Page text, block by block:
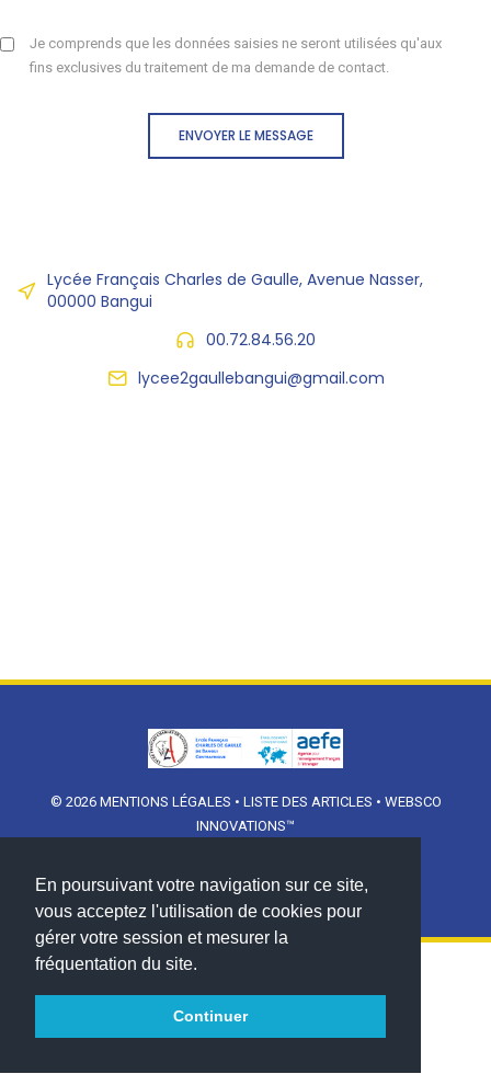
En poursuivant votre navigation sur ce site,
vous acceptez l'utilisation de cookies pour
gérer votre session et mesurer la
fréquentation du site.
Continuer
Je comprends que les données saisies ne seront utilisées qu'aux
fins exclusives du traitement de ma demande de contact.
ENVOYER LE MESSAGE
Lycée Français Charles de Gaulle, Avenue Nasser,
00000 Bangui
00.72.84.56.20
lycee2gaullebangui@gmail.com
© 2026 MENTIONS LÉGALES • LISTE DES ARTICLES • WEBSCO
INNOVATIONS™